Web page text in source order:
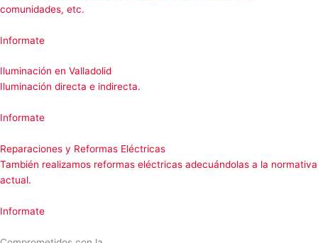
comunidades, etc.
Informate
Iluminación en Valladolid
Iluminación directa e indirecta.
Informate
Reparaciones y Reformas Eléctricas
También realizamos reformas eléctricas adecuándolas a la normativa
actual.
Informate